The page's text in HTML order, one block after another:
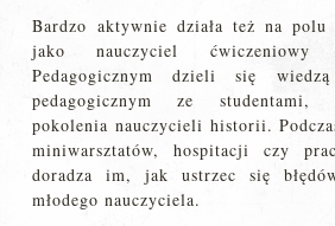
Bardzo aktywnie działa też na
jako nauczyciel ćwiczeniowy
Pedagogicznym dzieli się
pedagogicznym ze studentami,
pokolenia nauczycieli historii.
miniwarsztatów, hospitacji czy
doradza im, jak ustrzec się
młodego nauczyciela.